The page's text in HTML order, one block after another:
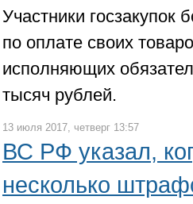
Участники госзакупок
по оплате своих
исполняющих
тысяч рублей.
13 июля 2017, четверг 13:57
ВС РФ указал,
несколько